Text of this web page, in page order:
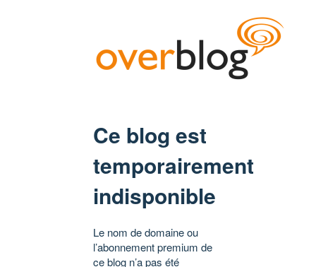
Ce blog est
temporairement
indisponible
Le nom de domaine ou
l’abonnement premium de
ce blog n’a pas été